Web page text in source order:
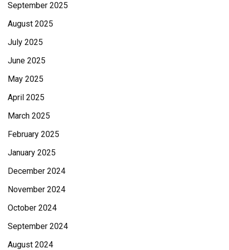
September 2025
August 2025
July 2025
June 2025
May 2025
April 2025
March 2025
February 2025
January 2025
December 2024
November 2024
October 2024
September 2024
August 2024